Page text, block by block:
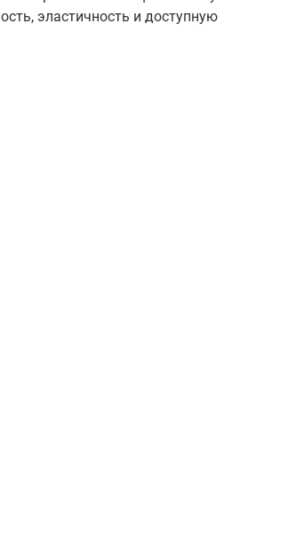
эластичность и доступную